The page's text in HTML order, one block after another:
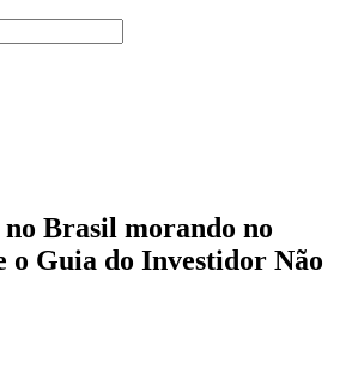
Brasil morando no
o Guia do Investidor Não